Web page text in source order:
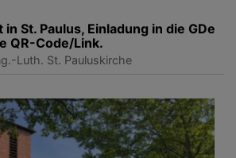
St. Paulus, Einladung in die GDe
QR-Code/Link.
Luth. St. Pauluskirche